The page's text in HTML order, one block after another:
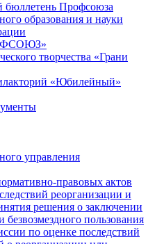
Профсоюза
образования и науки
творчества «Грани
«Юбилейный»
управления
правовых актов
реорганизации и
решения о заключении
пользования
по оценке последствий